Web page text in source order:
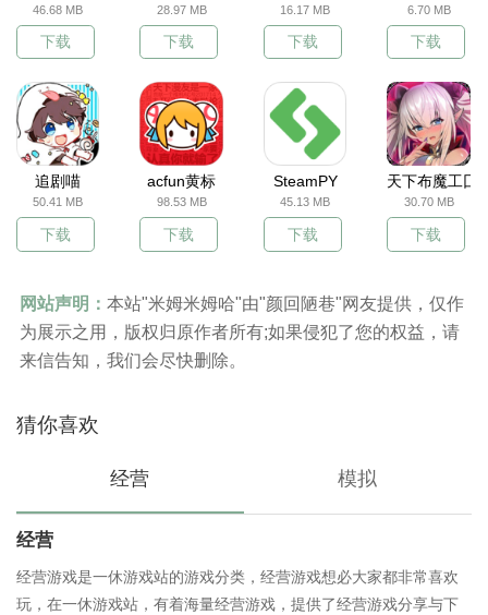
46.68 MB
下载
28.97 MB
下载
16.17 MB
下载
6.70 MB
下载
追剧喵
50.41 MB
下载
acfun黄标
98.53 MB
下载
SteamPY
45.13 MB
下载
天下布魔工囗
30.70 MB
下载
网站声明： 本站"米姆米姆哈"由"颜回陋巷"网友提供，仅作
为展示之用，版权归原作者所有;如果侵犯了您的权益，请
来信告知，我们会尽快删除。
猜你喜欢
经营 模拟
经营
经营游戏是一休游戏站的游戏分类，经营游戏想必大家都非常喜欢
玩，在一休游戏站，有着海量经营游戏，提供了经营游戏分享与下